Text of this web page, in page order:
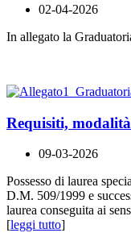
02-04-2026
In allegato la
Requisiti,
09-03-2026
Possesso di laurea
D.M. 509/1999 e
laurea conseguita ai
[leggi tutto]